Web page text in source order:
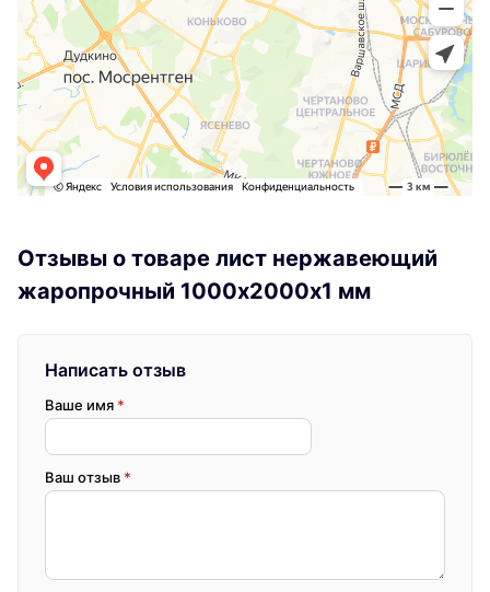
Отзывы о товаре лист нержавеющий
жаропрочный 1000х2000х1 мм
Написать отзыв
Ваше имя *
Ваш отзыв *